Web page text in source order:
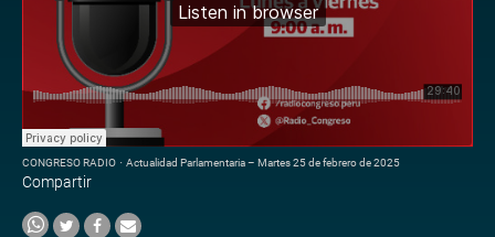
CONGRESO RADIO · Actualidad Parlamentaria – Martes 25 de febrero de 2025
Compartir